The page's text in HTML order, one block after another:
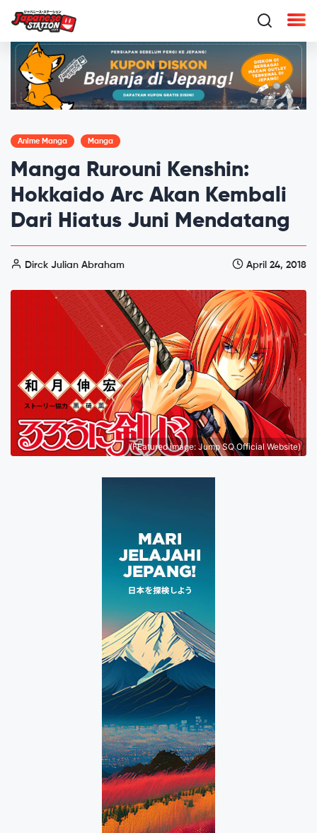
Anime Manga Manga
Manga Rurouni Kenshin:
Hokkaido Arc Akan Kembali
Dari Hiatus Juni Mendatang
Dirck Julian Abraham April 24, 2018
(FEatured image: Jump SQ Official Website)